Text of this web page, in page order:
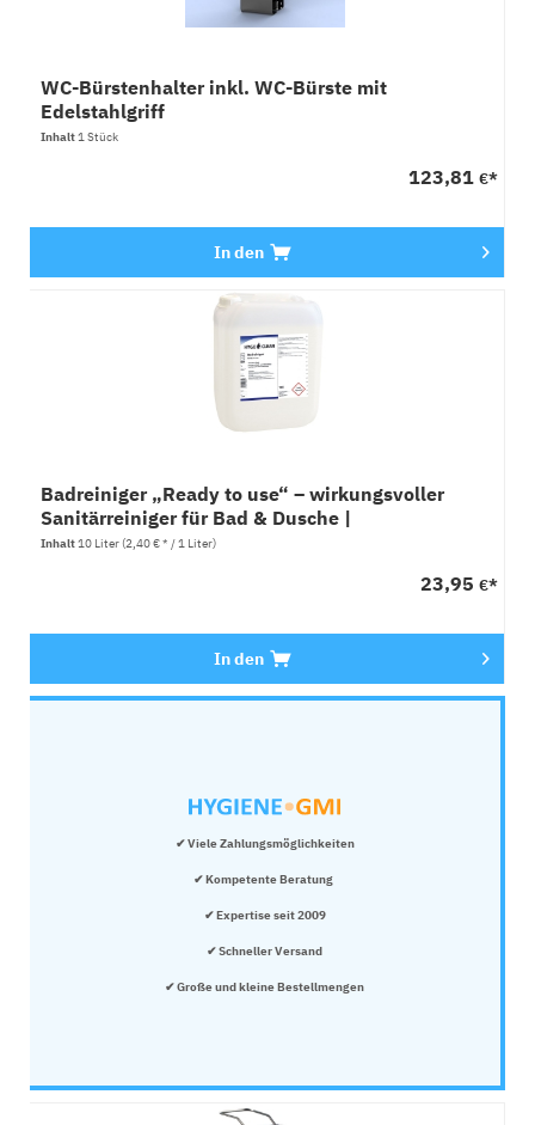
WC-Bürstenhalter inkl. WC-Bürste mit
Edelstahlgriff
Inhalt1 Stück
123,81 €*
In den
Badreiniger „Ready to use“ – wirkungsvoller
Sanitärreiniger für Bad & Dusche |
Gebrauchsfertig, 10 L
Inhalt10 Liter(2,40 € * / 1 Liter)
23,95 €*
In den
✔ Viele Zahlungsmöglichkeiten
✔ Kompetente Beratung
✔ Expertise seit 2009
✔ Schneller Versand
✔ Große und kleine Bestellmengen